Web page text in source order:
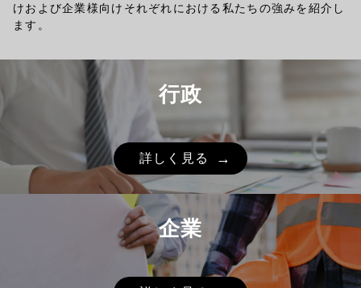
けおよび企業様向けそれぞれにおける私たちの強みを紹介し
ます。
行政
詳しく見る
企業